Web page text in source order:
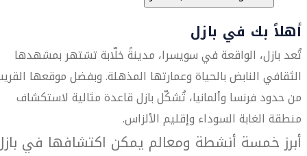
أهلاً بك في بازل
تُعد بازل، الواقعة في سويسرا، مدينةً خلّابة تشتهر بمشهدها
الثقافي النابض بالحياة وعمارتها المذهلة. وبفضل موقعها
من حدود فرنسا وألمانيا، تُشكّل بازل قاعدة مثالية لاستكشاف
منطقة الغابة السوداء وإقليم الألزاس.
أبرز خمسة أنشطة ومعالم يمكن اكتشافها في